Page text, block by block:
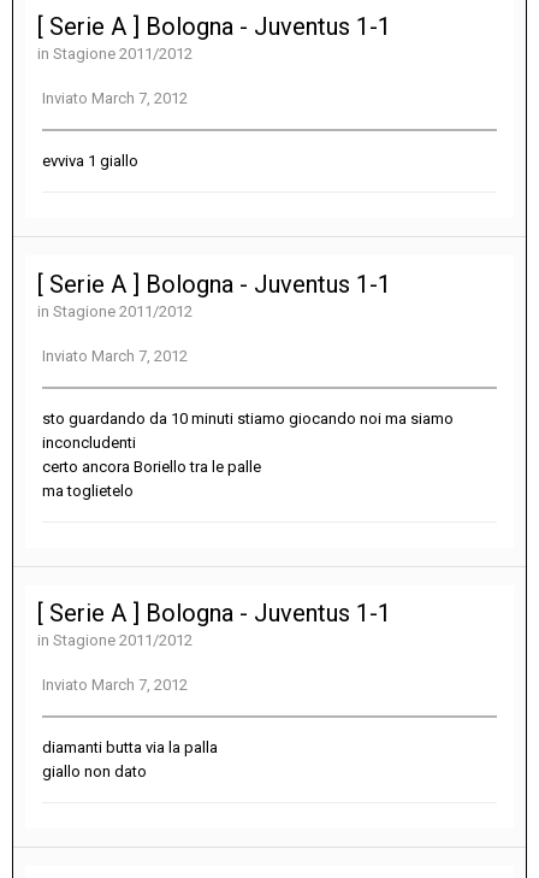
[ Serie A ] Bologna - Juventus 1-1
in Stagione 2011/2012
Inviato March 7, 2012
evviva 1 giallo
[ Serie A ] Bologna - Juventus 1-1
in Stagione 2011/2012
Inviato March 7, 2012
sto guardando da 10 minuti stiamo giocando noi ma siamo
inconcludenti
certo ancora Boriello tra le palle
ma toglietelo
[ Serie A ] Bologna - Juventus 1-1
in Stagione 2011/2012
Inviato March 7, 2012
diamanti butta via la palla
giallo non dato